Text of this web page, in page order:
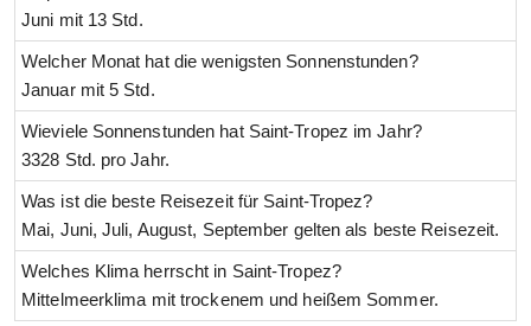
Juni mit 13 Std.
Welcher Monat hat die wenigsten Sonnenstunden?
Januar mit 5 Std.
Wieviele Sonnenstunden hat Saint-Tropez im Jahr?
3328 Std. pro Jahr.
Was ist die beste Reisezeit für Saint-Tropez?
Mai, Juni, Juli, August, September gelten als beste Reisezeit.
Welches Klima herrscht in Saint-Tropez?
Mittelmeerklima mit trockenem und heißem Sommer.